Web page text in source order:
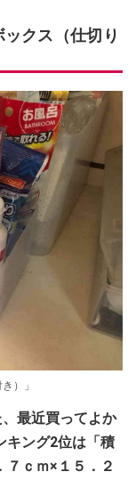
クス（仕切り
）」
最近買ってよか
キング2位は「積
７ｃｍ×１５．２